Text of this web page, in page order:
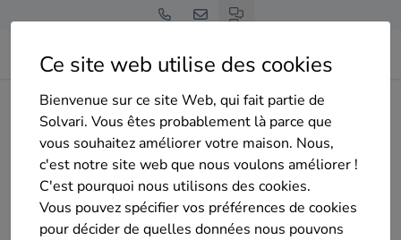
Ce site web utilise des cookies
Bienvenue sur ce site Web, qui fait partie de
Solvari. Vous êtes probablement là parce que
vous souhaitez améliorer votre maison. Nous,
c'est notre site web que nous voulons améliorer !
C'est pourquoi nous utilisons des cookies.
Vous pouvez spécifier vos préférences de cookies
pour décider de quelles données nous pouvons
Home Pompe à chaleur Brabant wallon
Braine-l'Alleud
Beclim SRL